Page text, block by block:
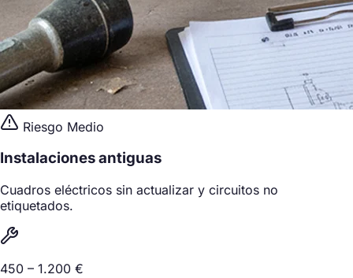
Riesgo Medio
Instalaciones antiguas
Cuadros eléctricos sin actualizar y circuitos no
etiquetados.
450 – 1.200 €